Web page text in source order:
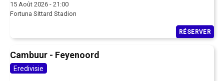
15 Août 2026 - 21:00
Fortuna Sittard Stadion
RÉSERVER
Cambuur - Feyenoord
Eredivisie